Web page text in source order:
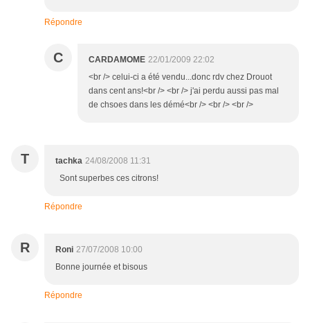
Répondre
C CARDAMOME 22/01/2009 22:02
<br /> celui-ci a été vendu...donc rdv chez Drouot
dans cent ans!<br /> <br /> j'ai perdu aussi pas mal
de chsoes dans les démé<br /> <br /> <br />
T tachka 24/08/2008 11:31
Sont superbes ces citrons!
Répondre
R Roni 27/07/2008 10:00
Bonne journée et bisous
Répondre